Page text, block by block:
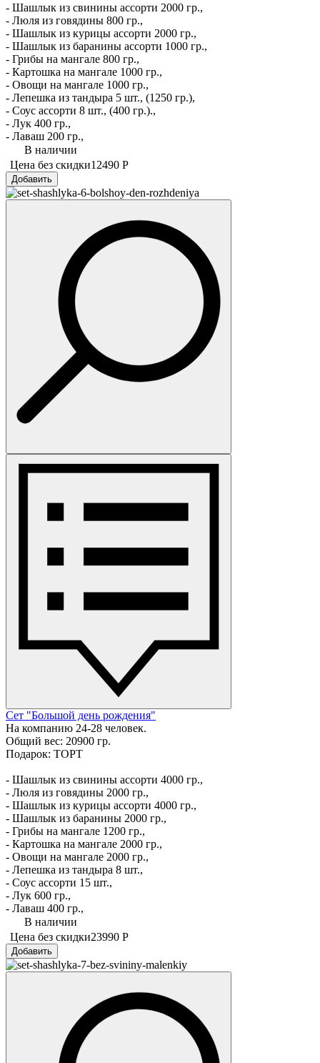
- Шашлык из свинины ассорти 2000 гр.,
- Люля из говядины 800 гр.,
- Шашлык из курицы ассорти 2000 гр.,
- Шашлык из баранины ассорти 1000 гр.,
- Грибы на мангале 800 гр.,
- Картошка на мангале 1000 гр.,
- Овощи на мангале 1000 гр.,
- Лепешка из тандыра 5 шт., (1250 гр.),
- Соус ассорти 8 шт., (400 гр.).,
- Лук 400 гр.,
- Лаваш 200 гр.,
В наличии
Цена без скидки12490 Р
Добавить
Сет "Большой день рождения"
На компанию 24-28 человек.
Общий вес: 20900 гр.
Подарок: ТОРТ
- Шашлык из свинины ассорти 4000 гр.,
- Люля из говядины 2000 гр.,
- Шашлык из курицы ассорти 4000 гр.,
- Шашлык из баранины 2000 гр.,
- Грибы на мангале 1200 гр.,
- Картошка на мангале 2000 гр.,
- Овощи на мангале 2000 гр.,
- Лепешка из тандыра 8 шт.,
- Соус ассорти 15 шт.,
- Лук 600 гр.,
- Лаваш 400 гр.,
В наличии
Цена без скидки23990 Р
Добавить